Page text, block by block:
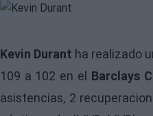
Kevin Durant ha realizado
109 a 102 en el Barclays
asistencias, 2